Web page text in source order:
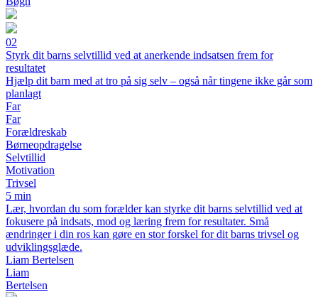
02
Styrk dit barns selvtillid ved at anerkende indsatsen frem for
resultatet
Hjælp dit barn med at tro på sig selv – også når tingene ikke går som
planlagt
Far
Far
Forældreskab
Børneopdragelse
Selvtillid
Motivation
Trivsel
5 min
Lær, hvordan du som forælder kan styrke dit barns selvtillid ved at
fokusere på indsats, mod og læring frem for resultater. Små
ændringer i din ros kan gøre en stor forskel for dit barns trivsel og
udviklingsglæde.
Liam Bertelsen
Liam
Bertelsen